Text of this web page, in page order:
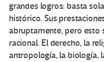
grandes logros: basta
histórico. Sus
abruptamente, pero esto
racional. El derecho, la
antropología, la biología,